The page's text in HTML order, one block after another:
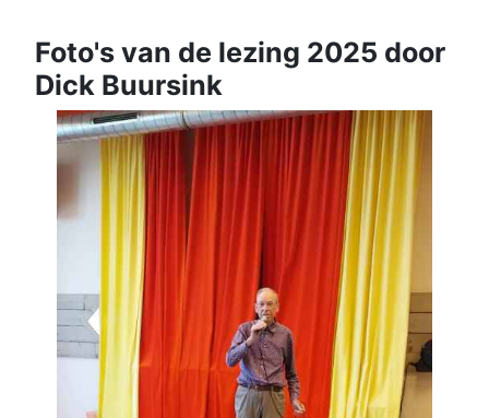
Foto's van de lezing 2025 door
Dick Buursink